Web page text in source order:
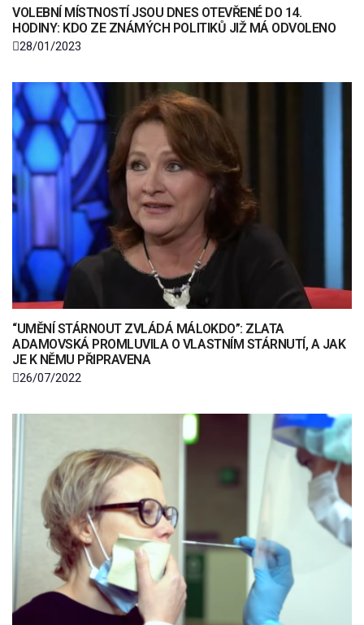
VOLEBNÍ MÍSTNOSTÍ JSOU DNES OTEVŘENÉ DO 14.
HODINY: KDO ZE ZNÁMÝCH POLITIKŮ JIŽ MÁ ODVOLENO
28/01/2023
“UMĚNÍ STÁRNOUT ZVLÁDÁ MÁLOKDO”: ZLATA
ADAMOVSKÁ PROMLUVILA O VLASTNÍM STÁRNUTÍ, A JAK
JE K NĚMU PŘIPRAVENA
26/07/2022